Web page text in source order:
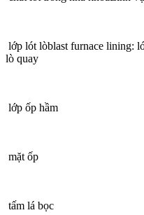
lớp lót lòblast furnace lining:
lò quay
lớp ốp hầm
mặt ốp
tấm lá bọc